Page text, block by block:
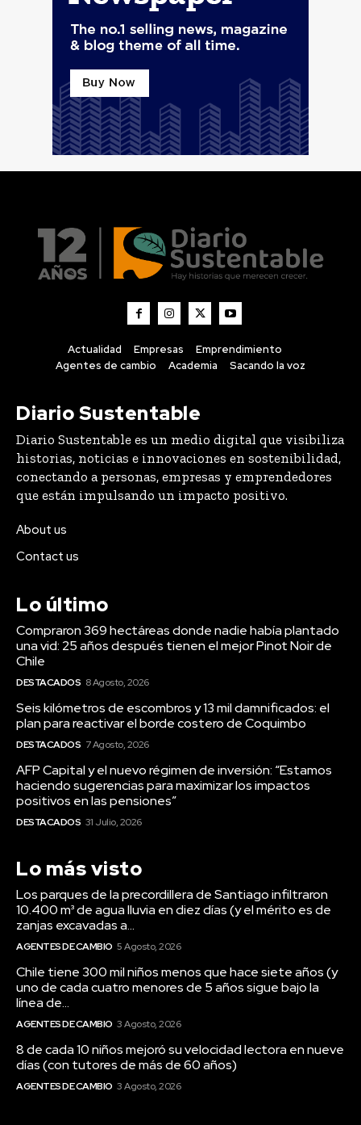
Actualidad Empresas
Emprendimiento
Agentes de cambio
Academia Sacando la voz
Diario Sustentable
Diario Sustentable es un medio digital que visibiliza
historias, noticias e innovaciones en sostenibilidad,
conectando a personas, empresas y emprendedores
que están impulsando un impacto positivo.
About us
Contact us
Lo último
Compraron 369 hectáreas donde nadie había plantado
una vid: 25 años después tienen el mejor Pinot Noir de
Chile
DESTACADOS 8 Agosto, 2026
Seis kilómetros de escombros y 13 mil damnificados: el
plan para reactivar el borde costero de Coquimbo
DESTACADOS 7 Agosto, 2026
AFP Capital y el nuevo régimen de inversión: “Estamos
haciendo sugerencias para maximizar los impactos
positivos en las pensiones”
DESTACADOS 31 Julio, 2026
Lo más visto
Los parques de la precordillera de Santiago infiltraron
10.400 m³ de agua lluvia en diez días (y el mérito es de
zanjas excavadas a...
AGENTES DE CAMBIO 5 Agosto, 2026
Chile tiene 300 mil niños menos que hace siete años (y
uno de cada cuatro menores de 5 años sigue bajo la
línea de...
AGENTES DE CAMBIO 3 Agosto, 2026
8 de cada 10 niños mejoró su velocidad lectora en nueve
días (con tutores de más de 60 años)
AGENTES DE CAMBIO 3 Agosto, 2026